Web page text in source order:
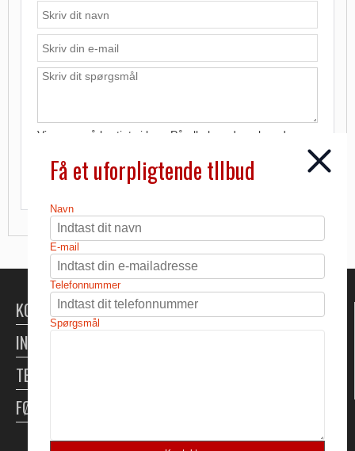
Vi svarer så hurtigt vi kan. På alle hverdage kan du
KONTAKT
INFORMATION
TELTUDLEJNING
FØLG OS
Skabt med ♥ af DanDomain
Få et uforpligtende tllbud
Navn
E-mail
Telefonnummer
Spørgsmål